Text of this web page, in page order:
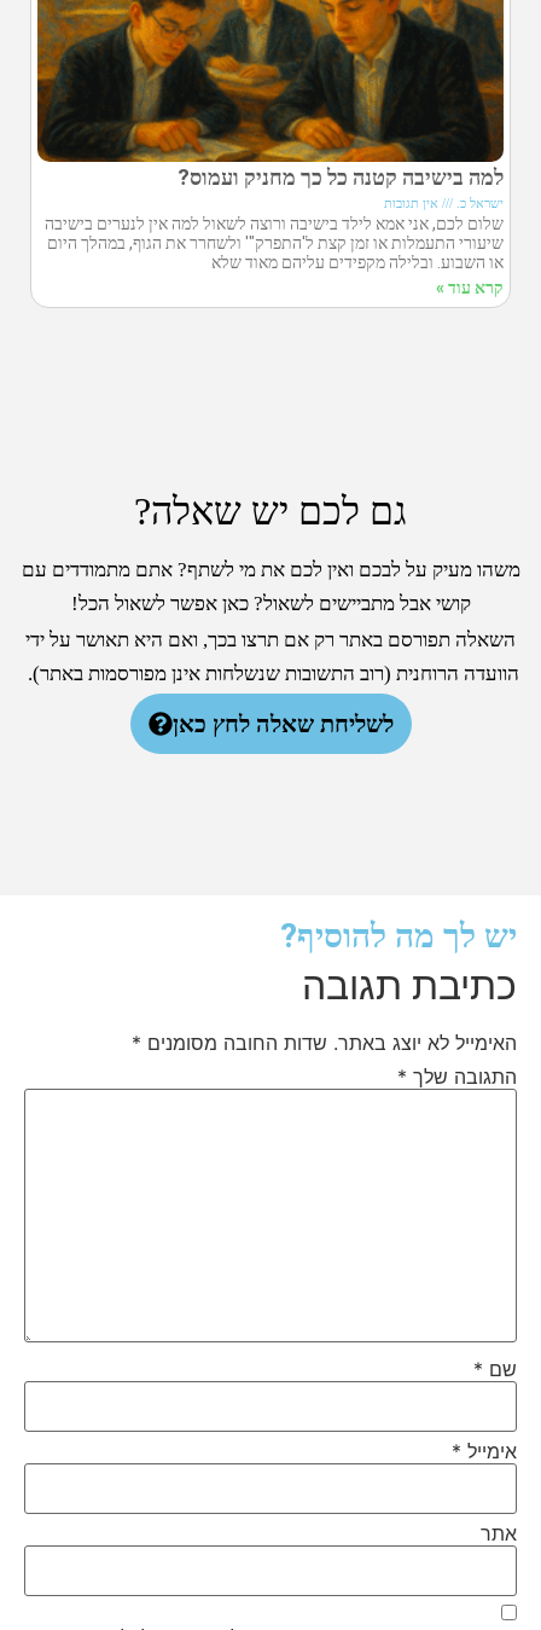
למה בישיבה קטנה כל כך מחניק ועמוס?
ישראל כ. אין תגובות
שלום לכם, אני אמא לילד בישיבה ורוצה לשאול למה אין לנערים בישיבה
שיעורי התעמלות או זמן קצת ל'התפרק"' ולשחרר את הגוף, במהלך היום
או השבוע. ובלילה מקפידים עליהם מאוד שלא
קרא עוד »
גם לכם יש שאלה?
משהו מעיק על לבכם ואין לכם את מי לשתף? אתם מתמודדים עם
קושי אבל מתביישים לשאול? כאן אפשר לשאול הכל!
השאלה תפורסם באתר רק אם תרצו בכך, ואם היא תאושר על ידי
הוועדה הרוחנית (רוב התשובות שנשלחות אינן מפורסמות באתר).
לשליחת שאלה לחץ כאן
יש לך מה להוסיף?
כתיבת תגובה
האימייל לא יוצג באתר. שדות החובה מסומנים *
התגובה שלך *
שם *
אימייל *
אתר